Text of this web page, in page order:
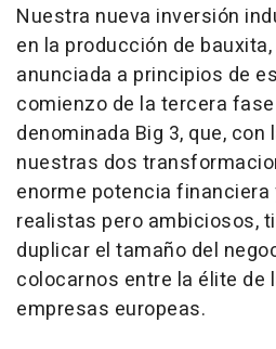
Nuestra nueva inversión
en la producción de
anunciada a principios de
comienzo de la tercera
denominada Big 3, que, con
nuestras dos
enorme potencia
realistas pero ambiciosos,
duplicar el tamaño del
colocarnos entre la élite de
empresas europeas.